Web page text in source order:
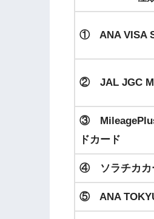
① ANA VISA
② JAL JGC
③
ドカード
④ ソラチカカ
⑤ ANA